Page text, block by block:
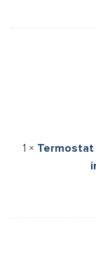
1 × Termostat